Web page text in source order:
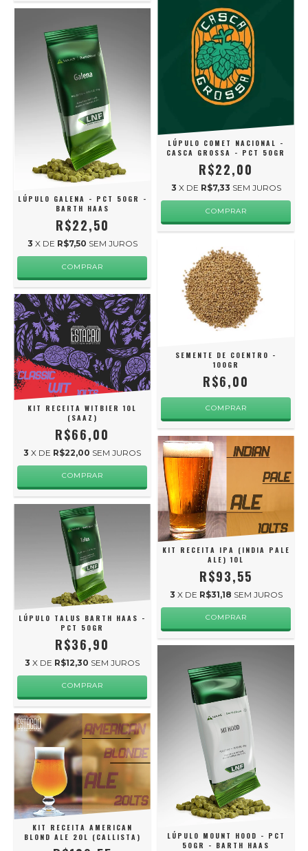
LÚPULO GALENA - PCT 50GR -
BARTH HAAS
R$22,50
3 X DE R$7,50 SEM JUROS
LÚPULO COMET NACIONAL -
CASCA GROSSA - PCT 50GR
R$22,00
3 X DE R$7,33 SEM JUROS
KIT RECEITA WITBIER 10L
(SAAZ)
R$66,00
3 X DE R$22,00 SEM JUROS
COMPRAR
SEMENTE DE COENTRO -
100GR
R$6,00
LÚPULO TALUS BARTH HAAS -
PCT 50GR
R$36,90
3 X DE R$12,30 SEM JUROS
COMPRAR
KIT RECEITA IPA (INDIA PALE
ALE) 10L
R$93,55
3 X DE R$31,18 SEM JUROS
COMPRAR
KIT RECEITA AMERICAN
BLOND ALE 20L (CALLISTA)
LÚPULO MOUNT HOOD - PCT
50GR - BARTH HAAS